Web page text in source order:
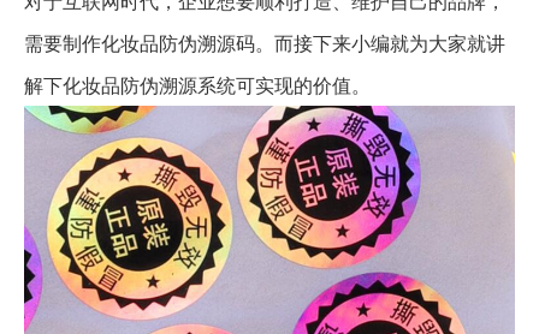
需要制作化妆品防伪溯源码。而接下来小编就为大家就讲
解下化妆品防伪溯源系统可实现的价值。